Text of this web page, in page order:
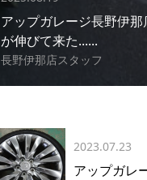
アップガレージ長野
が伸びて来た......
長野伊那店スタッフ
2023.07.23
アップガレ